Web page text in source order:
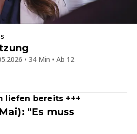
• 34 Min • Ab 12
liefen bereits +++
"Es muss